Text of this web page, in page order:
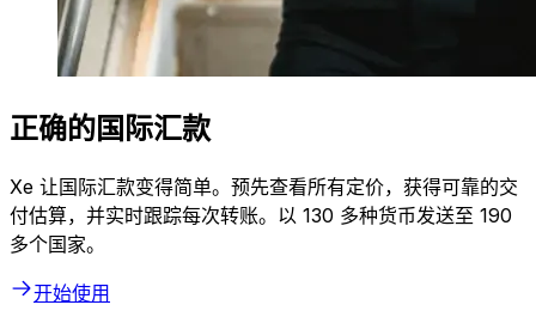
正确的国际汇款
Xe 让国际汇款变得简单。预先查看所有定价，获得可靠的交
付估算，并实时跟踪每次转账。以 130 多种货币发送至 190
多个国家。
开始使用